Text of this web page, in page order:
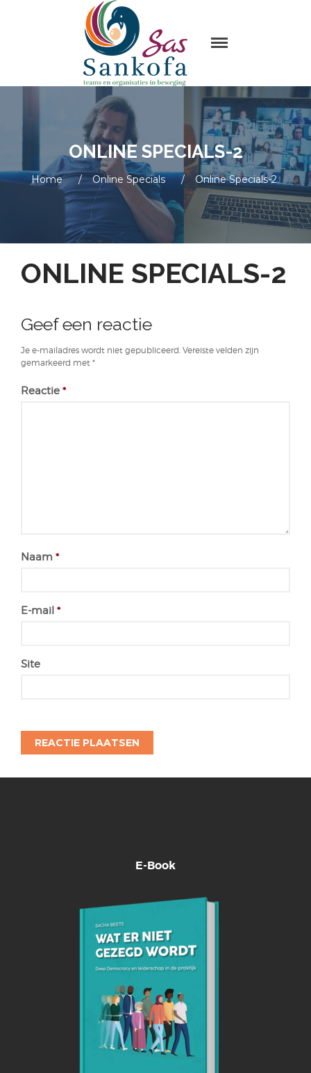
Home
Leiderschap & organisatie
ontwikkeling
Trainingen en Masterclasses
Visie
Over Sas Sankofa
Klanten
Blogs
Contact
Sas Sankofa
ONLINE SPECIALS-2
Home / Online Specials / Online Specials-2
ONLINE SPECIALS-2
Geef een reactie
Je e-mailadres wordt niet gepubliceerd. Vereiste velden zijn
gemarkeerd met *
Reactie *
Naam *
E-mail *
Site
E-Book